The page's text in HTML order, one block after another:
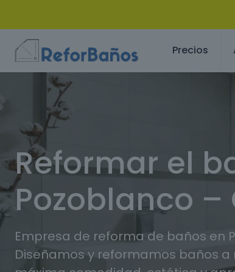
Precios
Reformar el
Pozoblanco –
Empresa de reforma de baños en
Diseñamos y reformamos baños